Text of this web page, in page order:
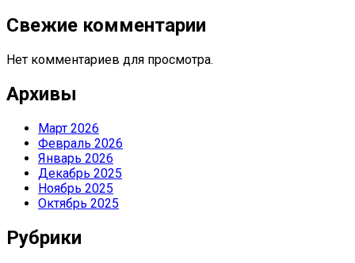
Свежие комментарии
Нет комментариев для просмотра.
Архивы
Март 2026
Февраль 2026
Январь 2026
Декабрь 2025
Ноябрь 2025
Октябрь 2025
Рубрики